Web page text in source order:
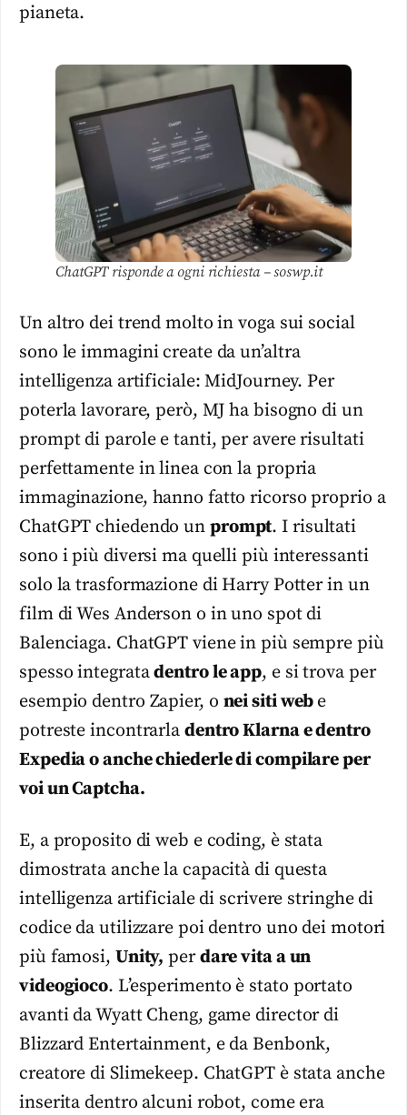
pianeta.
ChatGPT risponde a ogni richiesta – soswp.it
Un altro dei trend molto in voga sui social
sono le immagini create da un’altra
intelligenza artificiale: MidJourney. Per
poterla lavorare, però, MJ ha bisogno di un
prompt di parole e tanti, per avere risultati
perfettamente in linea con la propria
immaginazione, hanno fatto ricorso proprio a
ChatGPT chiedendo un prompt. I risultati
sono i più diversi ma quelli più interessanti
solo la trasformazione di Harry Potter in un
film di Wes Anderson o in uno spot di
Balenciaga. ChatGPT viene in più sempre più
spesso integratadentro le app, e si trova per
esempio dentro Zapier, o nei siti web e
potreste incontrarla dentro Klarna e dentro
Expedia o anche chiederle di compilare per
voi un Captcha.
E, a proposito di web e coding, è stata
dimostrata anche la capacità di questa
intelligenza artificiale di scrivere stringhe di
codice da utilizzare poi dentro uno dei motori
più famosi, Unity, perdare vita a un
videogioco. L’esperimento è stato portato
avanti da Wyatt Cheng, game director di
Blizzard Entertainment, e da Benbonk,
creatore di Slimekeep. ChatGPT è stata anche
inserita dentro alcuni robot, come era